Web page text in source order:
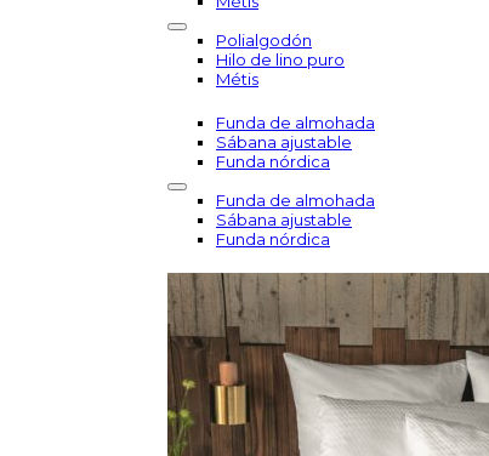
Polialgodón
Hilo de lino puro
Métis
Funda de almohada
Sábana ajustable
Funda nórdica
Funda de almohada
Sábana ajustable
Funda nórdica